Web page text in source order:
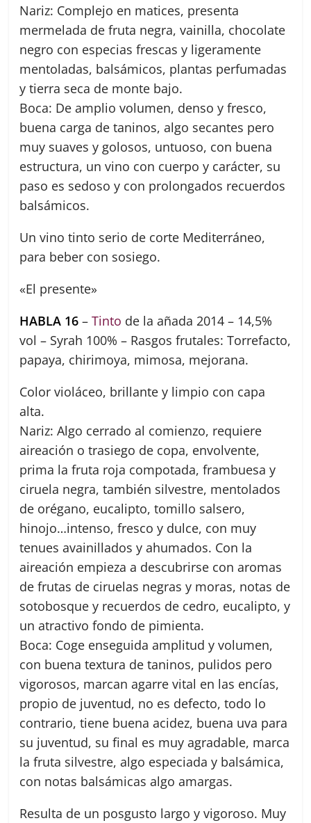
Nariz: Complejo en matices, presenta
mermelada de fruta negra, vainilla, chocolate
negro con especias frescas y ligeramente
mentoladas, balsámicos, plantas perfumadas
y tierra seca de monte bajo.
Boca: De amplio volumen, denso y fresco,
buena carga de taninos, algo secantes pero
muy suaves y golosos, untuoso, con buena
estructura, un vino con cuerpo y carácter, su
paso es sedoso y con prolongados recuerdos
balsámicos.
Un vino tinto serio de corte Mediterráneo,
para beber con sosiego.
«El presente»
HABLA 16 –Tinto de la añada 2014 – 14,5%
vol – Syrah 100% – Rasgos frutales: Torrefacto,
papaya, chirimoya, mimosa, mejorana.
Color violáceo, brillante y limpio con capa
alta.
Nariz: Algo cerrado al comienzo, requiere
aireación o trasiego de copa, envolvente,
prima la fruta roja compotada, frambuesa y
ciruela negra, también silvestre, mentolados
de orégano, eucalipto, tomillo salsero,
hinojo…intenso, fresco y dulce, con muy
tenues avainillados y ahumados. Con la
aireación empieza a descubrirse con aromas
de frutas de ciruelas negras y moras, notas de
sotobosque y recuerdos de cedro, eucalipto, y
un atractivo fondo de pimienta.
Boca: Coge enseguida amplitud y volumen,
con buena textura de taninos, pulidos pero
vigorosos, marcan agarre vital en las encías,
propio de juventud, no es defecto, todo lo
contrario, tiene buena acidez, buena uva para
su juventud, su final es muy agradable, marca
la fruta silvestre, algo especiada y balsámica,
con notas balsámicas algo amargas.
Resulta de un posgusto largo y vigoroso. Muy